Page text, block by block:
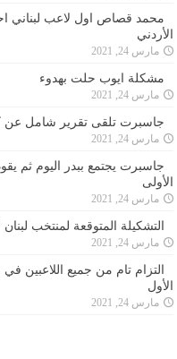
محمد قصاص اول لاعب لبناني
الأردني
مارس 24, 2021
مشكلة ايوب حلت بهدوء
مارس 24, 2021
جاسبرت تلقى تقرير شامل عن
مارس 24, 2021
جاسبرت يجتمع ببدر اليوم ثم
الأولى
مارس 24, 2021
التشكيلة المتوقعة لمنتخب
مارس 24, 2021
التزام تام من جميع اللاعبين
الأول
مارس 24, 2021